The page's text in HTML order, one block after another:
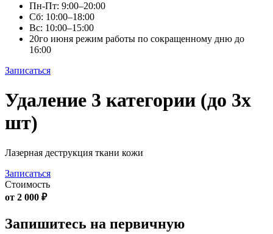
Пн-Пт: 9:00–20:00
Сб: 10:00–18:00
Вс: 10:00–15:00
20го июня режим работы по сокращенному дню до
16:00
Записаться
Skip
to
content
Удаление 3 категории (до 3х
шт)
Лазерная деструкция ткани кожи
Записаться
Стоимость
от 2 000 ₽
Запишитесь на первичную